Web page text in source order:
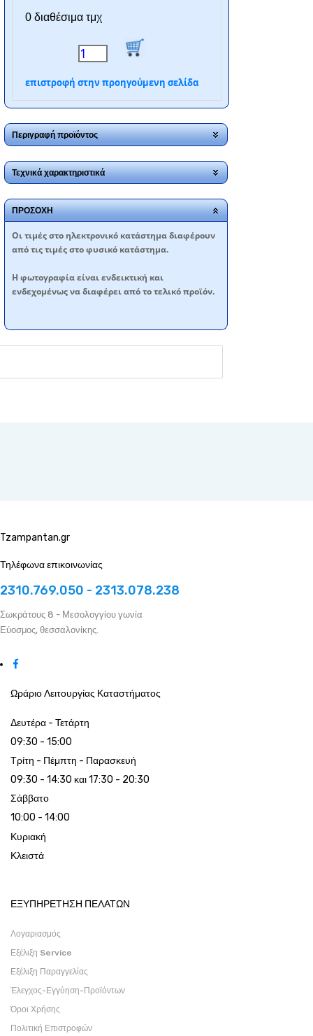
0 διαθέσιμα τμχ
επιστροφή στην προηγούμενη σελίδα
Περιγραφή προϊόντος
Τεχνικά χαρακτηριστικά
ΠΡΟΣΟΧΗ
Oι τιμές στο ηλεκτρονικό κατάστημα διαφέρουν
από τις τιμές στο φυσικό κατάστημα.
Η φωτογραφία είναι ενδεικτική και
ενδεχομένως να διαφέρει από το τελικό προϊόν.
Tzampantan.gr
Τηλέφωνα επικοινωνίας
2310.769.050 - 2313.078.238
Σωκράτους 8 - Μεσολογγίου γωνία
Εύοσμος, θεσσαλονίκης.
Ωράριο Λειτουργίας Καταστήματος
Δευτέρα - Τετάρτη
09:30 - 15:00
Τρίτη - Πέμπτη - Παρασκευή
09:30 - 14:30 και 17:30 - 20:30
Σάββατο
10:00 - 14:00
Κυριακή
Κλειστά
ΕΞΥΠΗΡΕΤΗΣΗ ΠΕΛΑΤΩΝ
Λογαριασμός
Εξέλιξη Service
Εξέλιξη Παραγγελίας
Έλεγχος-Εγγύηση-Προϊόντων
Όροι Χρήσης
Πολιτική Επιστροφών